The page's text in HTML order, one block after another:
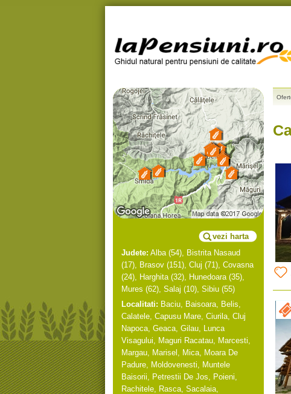
vezi harta
Judete: Alba(54), Bistrita Nasaud
(17), Brasov (151), Cluj (71), Covasna
(24), Harghita(32), Hunedoara(35),
Mures (62), Salaj (10), Sibiu (55)
Localitati: Baciu, Baisoara, Belis,
Calatele, Capusu Mare, Ciurila, Cluj
Napoca, Geaca, Gilau, Lunca
Visagului, Maguri Racatau, Marcesti,
Margau, Marisel , Mica, Moara De
Padure, Moldovenesti, Muntele
Baisorii, Petrestii De Jos, Poieni,
Rachitele, Rasca, Sacalaia,